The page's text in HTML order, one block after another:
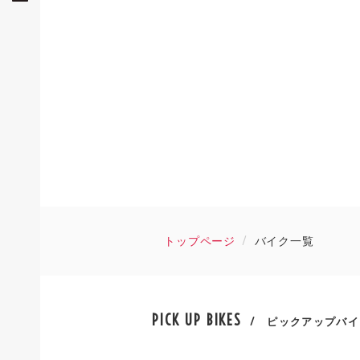
トップページ バイク一覧
PICK UP BIKES / ピックアップバ